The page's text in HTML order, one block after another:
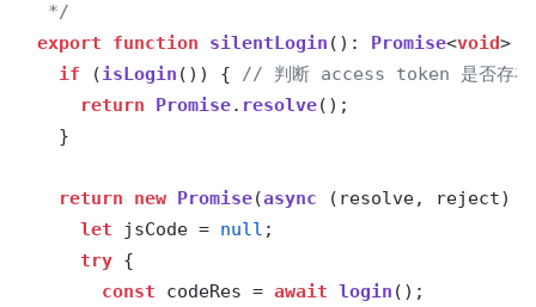
*/
export
function silentLogin ( ): Promise<void> {
if (isLogin ()) { // 判断 access token 是否存在
return
Promise. resolve();
  }
return
new Promise(async (resolve, reject)
let jsCode = null ;
try {
const codeRes = await login ();